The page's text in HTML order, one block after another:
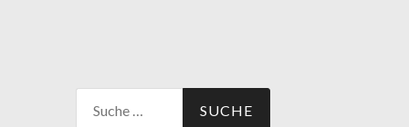
nach: